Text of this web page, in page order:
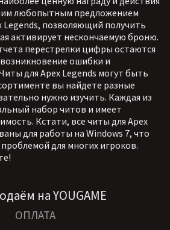
любопытным предложением
Legends, позволяющий получить
активирует нескончаемую броню.
перестрелки цифры остаются
ошибки и
для Apex Legends могут быть
вы найдете разные
нужно изучить. Каждая из
набор читов и имеет
Кстати, все читы для Apex
для работы на Windows 7, что
для многих игроков.
на YOUGAME
ОПЛАТА